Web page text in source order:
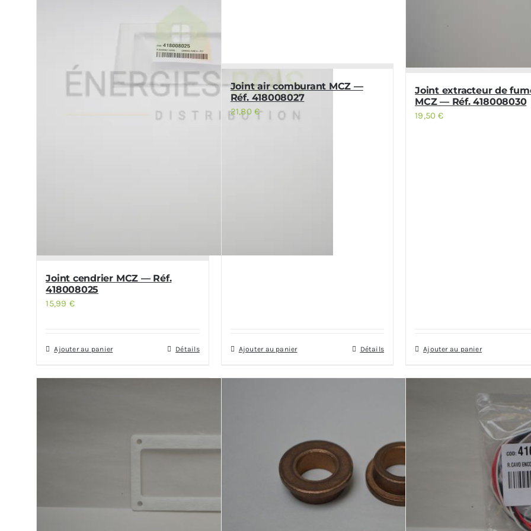
Joint cendrier MCZ — Réf.
418008025
15,99 €
Ajouter au panier Détails
Joint air comburant MCZ —
Réf. 418008027
21,80€
Ajouter au panier Détails
Joint extracteur de
MCZ — Réf. 418008030
19,50€
Ajouter au panier